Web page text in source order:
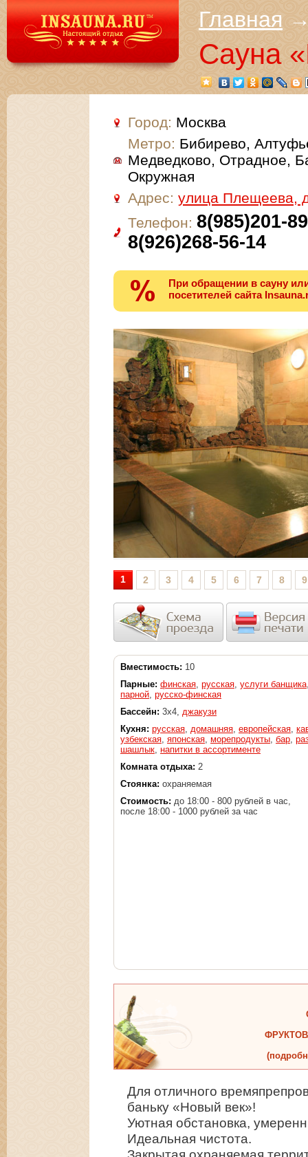
Главная
Сауна
Город: Москва
Метро: Бибирево,
Медведково, Отрадное,
Окружная
Адрес: улица Плещеева,
Телефон: 8(985)201-
8(926)268-56-14
При обращении в сауну
посетителей сайта
1 2 3 4 5 6 7 8 9
Вместимость: 10
Парные: финская, русская, услуги банщика
парной, русско-финская
Бассейн: 3x4, джакузи
Кухня: русская, домашняя, европейская,
узбекская, японская, морепродукты, бар,
шашлык, напитки в ассортименте
Комната отдыха: 2
Стоянка: охраняемая
Стоимость: до 18:00 - 800 рублей в час,
после 18:00 - 1000 рублей за час
Для отличного
баньку «Новый век»!
Уютная обстановка,
Идеальная чистота.